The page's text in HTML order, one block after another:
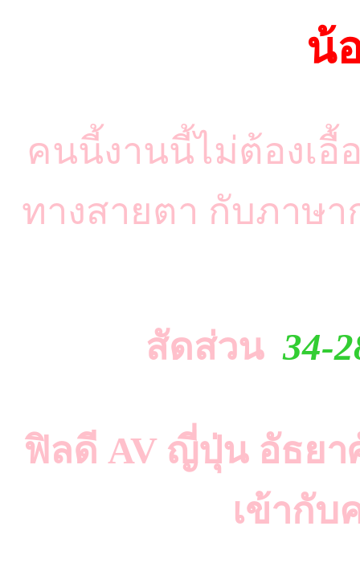
น้
คนนี้งานนี้ไม่ต้องเอื้
ทางสายตา กับภาษา
สัดส่วน34-
ฟิลดี AV ญี่ปุ่น อัธยา
เข้ากั